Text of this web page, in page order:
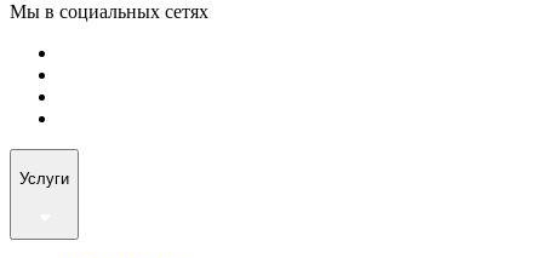
Мы в социальных сетях
Услуги